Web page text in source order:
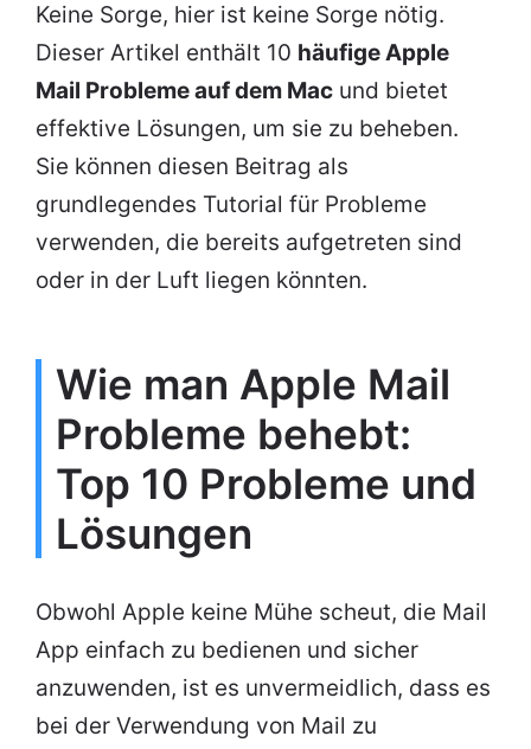
Keine Sorge, hier ist keine Sorge nötig.
Dieser Artikel enthält 10 häufige Apple
Mail Probleme auf dem Mac und bietet
effektive Lösungen, um sie zu beheben.
Sie können diesen Beitrag als
grundlegendes Tutorial für Probleme
verwenden, die bereits aufgetreten sind
oder in der Luft liegen könnten.
Wie man Apple Mail
Probleme behebt:
Top 10 Probleme und
Lösungen
Obwohl Apple keine Mühe scheut, die Mail
App einfach zu bedienen und sicher
anzuwenden, ist es unvermeidlich, dass es
bei der Verwendung von Mail zu